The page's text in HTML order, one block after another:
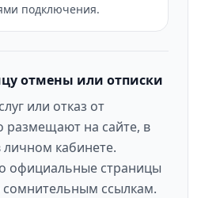
подключения.
отмены или отписки
или отказ от
на сайте, в
личном кабинете.
официальные страницы
сомнительным ссылкам.